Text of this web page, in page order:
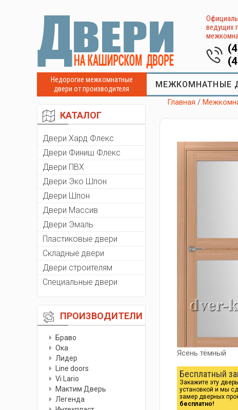
ведущих
Недорогие межкомнатные
двери от производителя
МЕЖКОМНАТНЫЕ
КАТАЛОГ
Двери Хард Флекс
Двери Финиш Флекс
Двери ПВХ
Двери Эко Шпон
Двери Шпон
Двери Массив
Двери Эмаль
Пластиковые двери
Складные двери
Двери строителям
Специальные двери
ПРОИЗВОДИТЕЛИ
Браво
Ока
Лидер
Line doors
Vi Lario
Мактим Дверь
Легенда
Главная /
Ясень тёмный
Бесплатный
Закажите эту
установкой и мы
замер дверных
бесплатно!